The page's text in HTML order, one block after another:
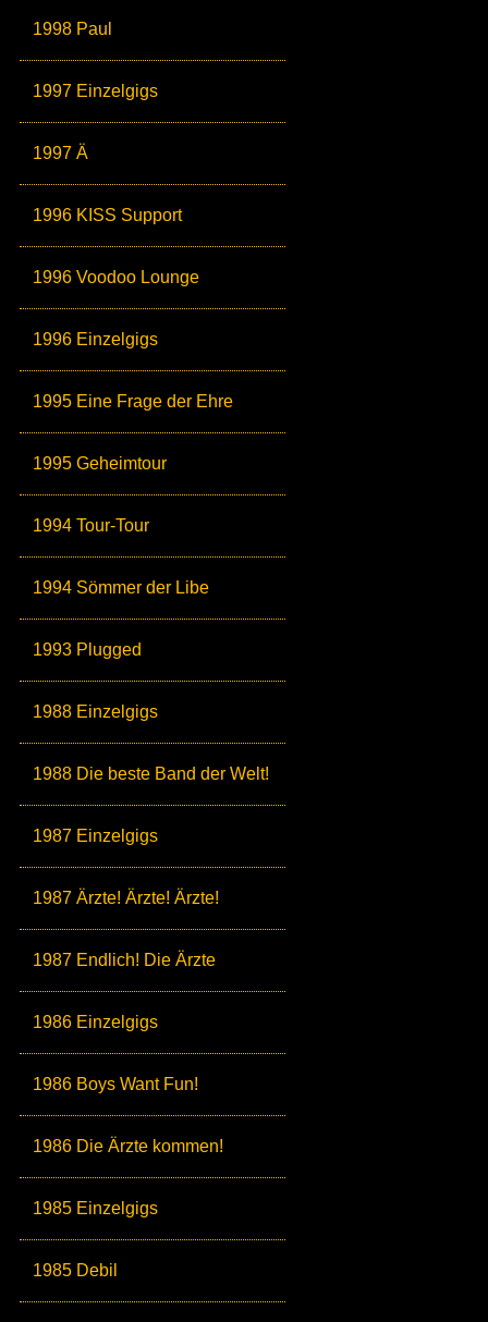
1998 Paul
1997 Einzelgigs
1997 Ä
1996 KISS Support
1996 Voodoo Lounge
1996 Einzelgigs
1995 Eine Frage der Ehre
1995 Geheimtour
1994 Tour-Tour
1994 Sömmer der Libe
1993 Plugged
1988 Einzelgigs
1988 Die beste Band der Welt!
1987 Einzelgigs
1987 Ärzte! Ärzte! Ärzte!
1987 Endlich! Die Ärzte
1986 Einzelgigs
1986 Boys Want Fun!
1986 Die Ärzte kommen!
1985 Einzelgigs
1985 Debil